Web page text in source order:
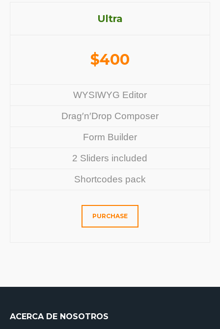
Ultra
$400
WYSIWYG Editor
Drag′n′Drop Composer
Form Builder
2 Sliders included
Shortcodes pack
PURCHASE
ACERCA DE NOSOTROS